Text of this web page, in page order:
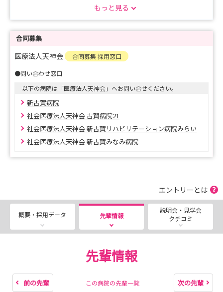
もっと見る
合同募集
医療法人天神会
合同募集 採用窓口
●問い合わせ窓口
以下の病院は「医療法人天神会」へお問い合せください。
新古賀病院
社会医療法人天神会 古賀病院21
社会医療法人天神会 新古賀リハビリテーション病院みらい
社会医療法人天神会 新古賀みなみ病院
エントリーとは
概要・採用データ 先輩情報
説明会・見学会
クチコミ
先輩情報
前の先輩 この病院の先輩一覧 次の先輩